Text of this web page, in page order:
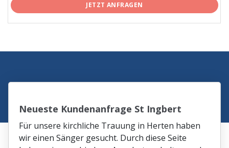
JETZT ANFRAGEN
Neueste Kundenanfrage St Ingbert
Für unsere kirchliche Trauung in Herten haben
wir einen Sänger gesucht. Durch diese Seite